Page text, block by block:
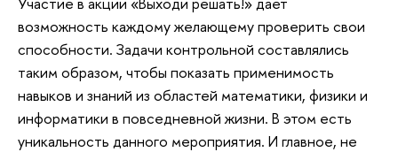
возможность каждому желающему проверить свои
способности. Задачи контрольной составлялись
таким образом, чтобы показать применимость
навыков и знаний из областей математики, физики и
информатики в повседневной жизни. В этом есть
уникальность данного мероприятия. И главное, не